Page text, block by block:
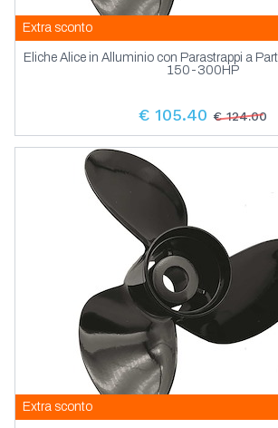
Extra sconto
Eliche Alice in Alluminio con Parastrappi a
150-300HP
€ 105.40 € 124.00
Extra sconto